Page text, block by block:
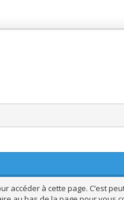
accéder à cette page. C’est